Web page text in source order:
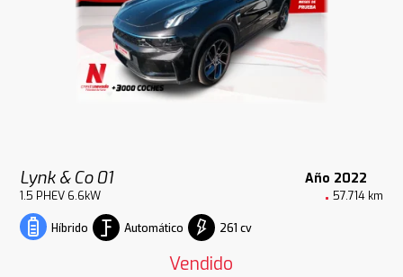
Lynk & Co 01 Año 2022
1.5 PHEV 6.6kW 57.714 km
Híbrido Automático 261 cv
Vendido